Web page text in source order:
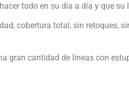
todo en su día a día y que
cobertura total, sin retoques,
gran cantidad de líneas con